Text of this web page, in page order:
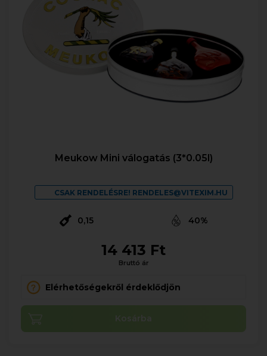
Meukow Mini válogatás (3*0.05l)
CSAK RENDELÉSRE! RENDELES@VITEXIM.HU
0,15 40%
14 413 Ft
Bruttó ár
Elérhetőségekről érdeklődjön
Kosárba